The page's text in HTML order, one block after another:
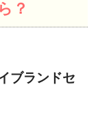
？
ブランドセ